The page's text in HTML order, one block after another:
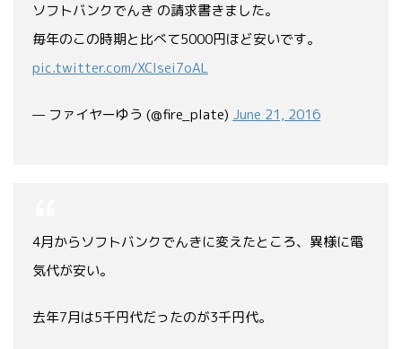
ソフトバンクでんき の請求書きました。
毎年のこの時期と比べて5000円ほど安いです。
pic.twitter.com/XClsei7oAL
— ファイヤーゆう (@fire_plate) June 21, 2016
4月からソフトバンクでんきに変えたところ、異様に電
気代が安い。
去年7月は5千円代だったのが3千円代。